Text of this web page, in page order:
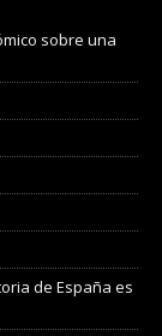
sobre una
de España es